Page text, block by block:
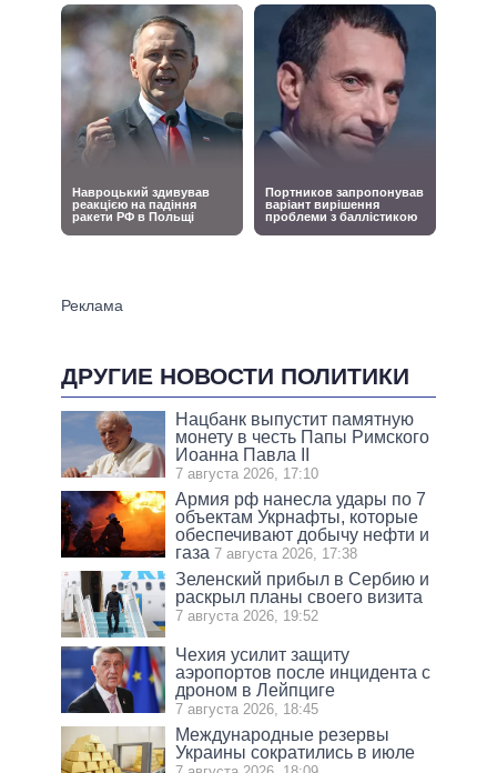
ДРУГИЕ НОВОСТИ ПОЛИТИКИ
Нацбанк выпустит памятную
монету в честь Папы Римского
Иоанна Павла II
7 августа 2026, 17:10
Армия рф нанесла удары по 7
объектам Укрнафты, которые
обеспечивают добычу нефти и
газа 7 августа 2026, 17:38
Зеленский прибыл в Сербию и
раскрыл планы своего визита
7 августа 2026, 19:52
Чехия усилит защиту
аэропортов после инцидента с
дроном в Лейпциге
7 августа 2026, 18:45
Международные резервы
Украины сократились в июле